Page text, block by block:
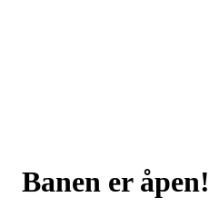
Banen er åpen!